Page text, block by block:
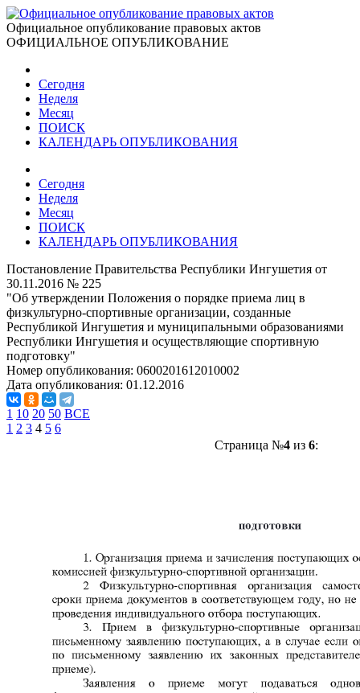
Официальное опубликование правовых актов
ОФИЦИАЛЬНОЕ ОПУБЛИКОВАНИЕ
Сегодня
Неделя
Месяц
ПОИСК
КАЛЕНДАРЬ ОПУБЛИКОВАНИЯ
Сегодня
Неделя
Месяц
ПОИСК
КАЛЕНДАРЬ ОПУБЛИКОВАНИЯ
Постановление Правительства Республики Ингушетия от
30.11.2016 № 225
"Об утверждении Положения о порядке приема лиц в
физкультурно-спортивные организации, созданные
Республикой Ингушетия и муниципальными образованиями
Республики Ингушетия и осуществляющие спортивную
подготовку"
Номер опубликования: 0600201612010002
Дата опубликования: 01.12.2016
1 10 20 50 ВСЕ
1 2 3 4 5 6
Страница №4из 6: